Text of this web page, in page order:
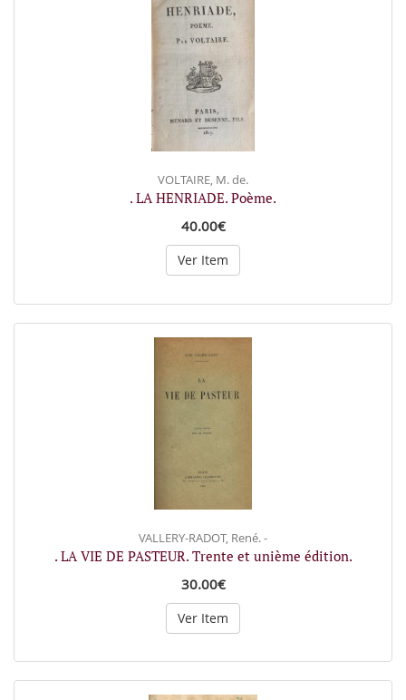
VOLTAIRE, M. de.
. LA HENRIADE. Poème.
40.00€
Ver Item
VALLERY-RADOT, René. -
. LA VIE DE PASTEUR. Trente et unième édition.
30.00€
Ver Item